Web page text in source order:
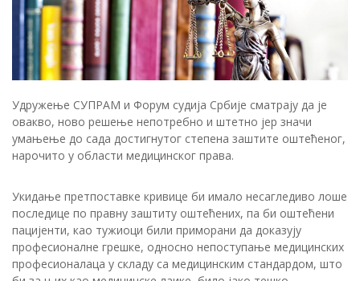
Удружење СУПРАМ и Форум судија Србије сматрају да је
овакво, ново решење непотребно и штетно јер значи
умањење до сада достигнутог степена заштите оштећеног,
нарочито у области медицинског права.
Укидање претпоставке кривице би имало несагледиво лоше
последице по правну заштиту оштећених, па би оштећени
пацијенти, као тужиоци били приморани да доказују
професионалне грешке, односно непоступање медицинских
професионалаца у складу са медицинским стандардом, што